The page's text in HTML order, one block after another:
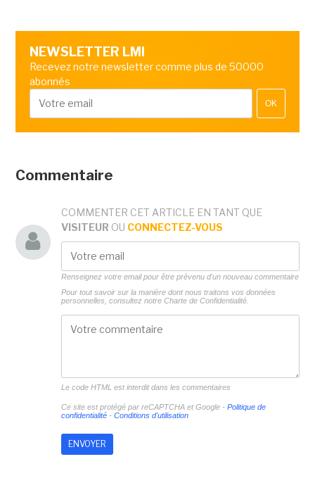
NEWSLETTER LMI
Recevez notre newsletter comme plus de 50000
abonnés
OK
Commentaire
COMMENTER CET ARTICLE EN TANT QUE
VISITEUR OU CONNECTEZ-VOUS
Renseignez votre email pour être prévenu d'un nouveau commentaire
Pour tout savoir sur la manière dont nous traitons vos données
personnelles, consultez notre Charte de Confidentialité.
Le code HTML est interdit dans les commentaires
Ce site est protégé par reCAPTCHA et Google - Politique de
confidentialité- Conditions d'utilisation